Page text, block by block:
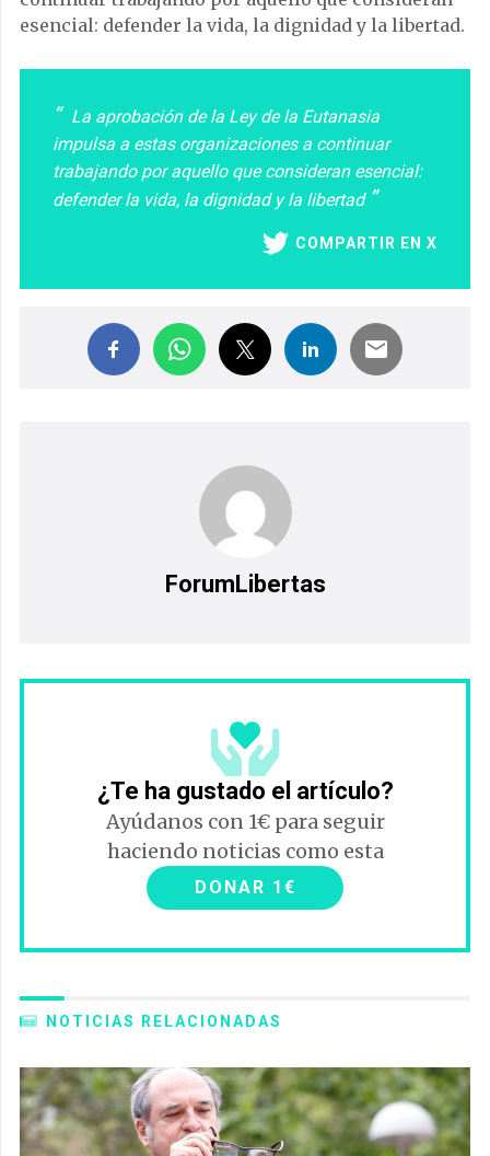
esencial: defender la vida, la dignidad y la libertad.
La aprobación de la Ley de la Eutanasia
impulsa a estas organizaciones a continuar
trabajando por aquello que consideran esencial:
defender la vida, la dignidad y la libertad
COMPARTIR EN X
ForumLibertas
¿Te ha gustado el artículo?
Ayúdanos con 1€ para seguir
haciendo noticias como esta
DONAR 1€
NOTICIAS RELACIONADAS